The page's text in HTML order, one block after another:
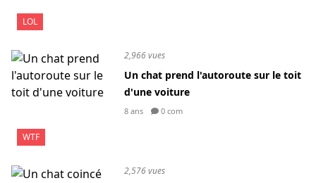
LOL
WTF
2,966 vues
Un chat prend l'autoroute sur le toit
d'une voiture
8 ans 0 com
2,576 vues